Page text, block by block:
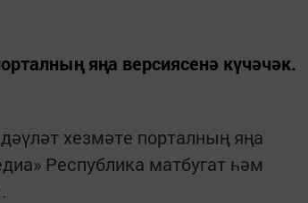
яңа версиясенә күчәчәк.
хезмәте порталның яңа
Республика матбугат һәм